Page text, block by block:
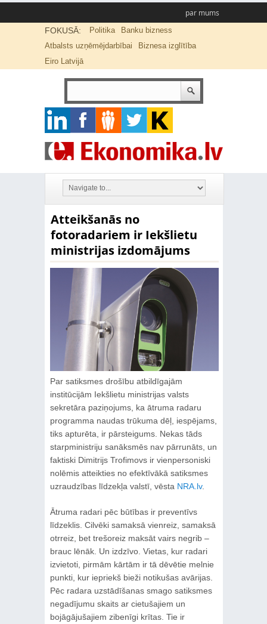
par mums
FOKUSĀ: Politika
Banku bizness
Atbalsts uzņēmējdarbībai
Biznesa izglītība
Eiro Latvijā
Atteikšanās no
fotoradariem ir Iekšlietu
ministrijas izdomājums
Par satiksmes drošību atbildīgajām
institūcijām Iekšlietu ministrijas valsts
sekretāra paziņojums, ka ātruma radaru
programma naudas trūkuma dēļ, iespējams,
tiks apturēta, ir pārsteigums. Nekas tāds
starpministriju sanāksmēs nav pārrunāts, un
faktiski Dimitrijs Trofimovs ir vienpersoniski
nolēmis atteikties no efektīvākā satiksmes
uzraudzības līdzekļa valstī, vēsta NRA.lv.
Ātruma radari pēc būtības ir preventīvs
līdzeklis. Cilvēki samaksā vienreiz, samaksā
otrreiz, bet trešoreiz maksāt vairs negrib –
brauc lēnāk. Un izdzīvo. Vietas, kur radari
izvietoti, pirmām kārtām ir tā dēvētie melnie
punkti, kur iepriekš bieži notikušas avārijas.
Pēc radara uzstādīšanas smago satiksmes
negadījumu skaits ar cietušajiem un
bojāgājušajiem zibenīgi krītas. Tie ir